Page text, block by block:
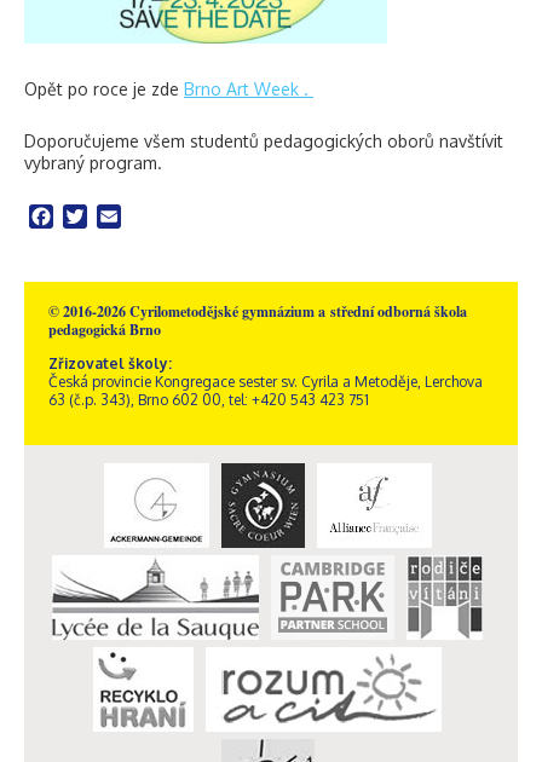
Opět po roce je zde Brno Art Week .
Doporučujeme všem studentů pedagogických oborů navštívit
vybraný program.
Facebook
Twitter
© 2016-2026 Cyrilometodějské gymnázium a střední odborná škola
pedagogická Brno
Zřizovatel školy:
Česká provincie Kongregace sester sv. Cyrila a Metoděje, Lerchova
63 (č.p. 343), Brno 602 00, tel: +420 543 423 751